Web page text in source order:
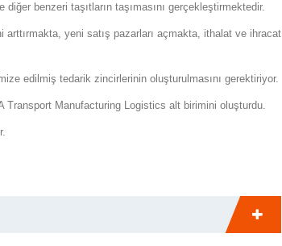
benzeri taşıtların taşımasını gerçekleştirmektedir.
yeni satış pazarları açmakta, ithalat ve ihracat
edilmiş tedarik zincirlerinin oluşturulmasını gerektiriyor.
Manufacturing Logistics alt birimini oluşturdu.